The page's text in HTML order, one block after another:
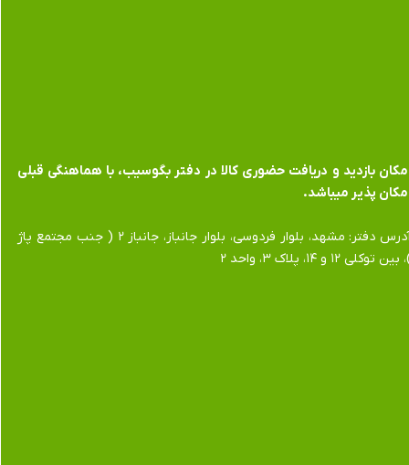
بازدید و دریافت حضوری کالا در دفتر بگوسیب، با هماهنگی قبلی
پذیر میباشد.
​​​​​​​آدرس دفتر: مشهد، بلوار فردوسی، بلوار جانباز، جانباز ۲ ( جنب مجتمع پاژ
توکلی ۱۲ و ۱۴، پلاک ۳، واحد ۲